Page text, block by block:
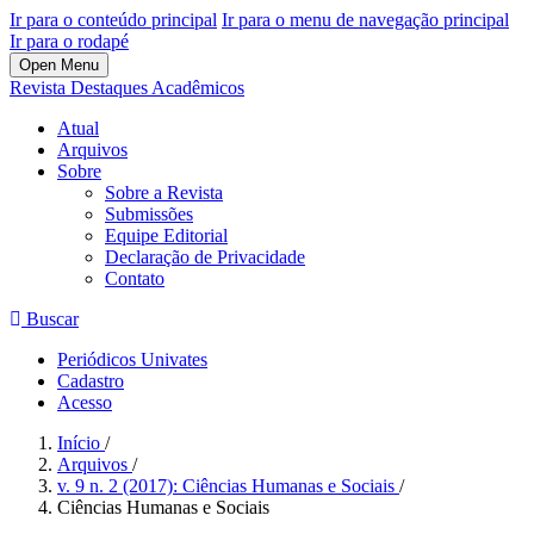
Ir para o conteúdo principal Ir para o menu de navegação principal
Ir para o rodapé
Open Menu
Revista Destaques Acadêmicos
Atual
Arquivos
Sobre
Sobre a Revista
Submissões
Equipe Editorial
Declaração de Privacidade
Contato
Buscar
Periódicos Univates
Cadastro
Acesso
Início /
Arquivos /
v. 9 n. 2 (2017): Ciências Humanas e Sociais /
Ciências Humanas e Sociais